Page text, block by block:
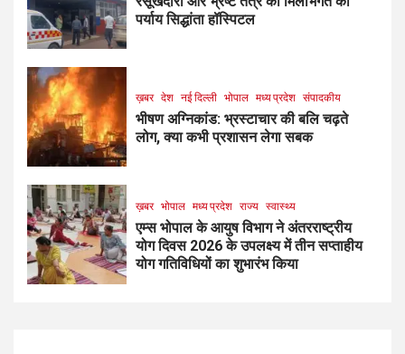
पर्याय सिद्धांता हॉस्पिटल
ख़बर देश नई दिल्ली भोपाल मध्य प्रदेश संपादकीय
भीषण अग्निकांड: भ्रस्टाचार की बलि चढ़ते
लोग, क्या कभी प्रशासन लेगा सबक
ख़बर भोपाल मध्य प्रदेश राज्य स्वास्थ्य
एम्स भोपाल के आयुष विभाग ने अंतरराष्ट्रीय
योग दिवस 2026 के उपलक्ष्य में तीन सप्ताहीय
योग गतिविधियों का शुभारंभ किया